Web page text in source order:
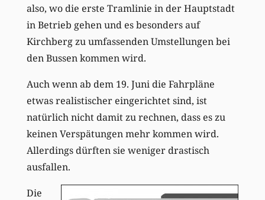
also, wo die erste Tramlinie in der Hauptstadt
in Betrieb gehen und es besonders auf
Kirchberg zu umfassenden Umstellungen bei
den Bussen kommen wird.
Auch wenn ab dem 19. Juni die Fahrpläne
etwas realistischer eingerichtet sind, ist
natürlich nicht damit zu rechnen, dass es zu
keinen Verspätungen mehr kommen wird.
Allerdings dürften sie weniger drastisch
ausfallen.
Die